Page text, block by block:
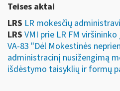
Teises aktai
LRS LR mokesčių
LRS VMI prie LR FM
VA-83 "Dėl Mokestinės
administracinį nusižengimą
išdėstymo taisyklių ir formų